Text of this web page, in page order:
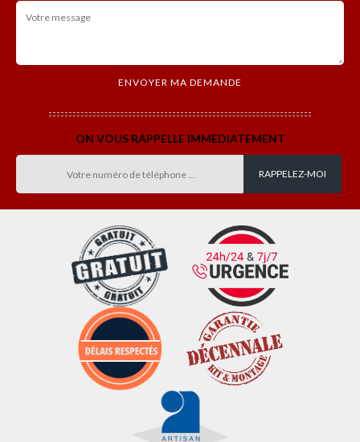
ON VOUS RAPPELLE IMMEDIATEMENT